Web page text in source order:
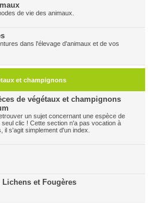
de vie des animaux.
dans l'élevage d'animaux et de vos
et champignons
de végétaux et champignons
un sujet concernant une espèce de
clic ! Cette section n'a pas vocation à
s'agit simplement d'un index.
et Fougères